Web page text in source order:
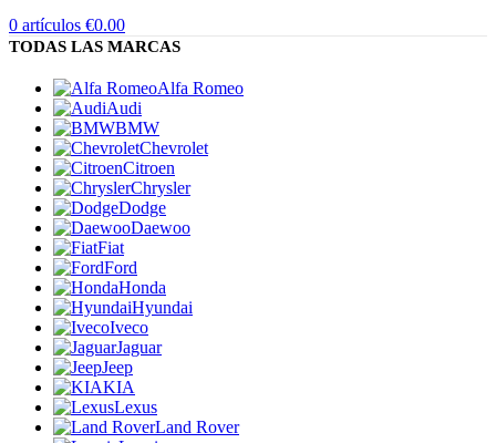
0 artículos €0.00
TODAS LAS MARCAS
Alfa Romeo
Audi
BMW
Chevrolet
Citroen
Chrysler
Dodge
Daewoo
Fiat
Ford
Honda
Hyundai
Iveco
Jaguar
Jeep
KIA
Lexus
Land Rover